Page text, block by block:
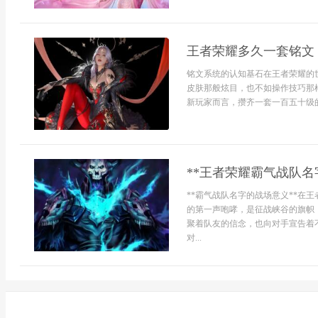
王者荣耀多久一套铭
铭文系统的认知基石在王者荣耀
皮肤那般炫目，也不如操作技巧
新玩家而言，攒齐一套一百五十级
**王者荣耀霸气战队
**霸气战队名字的战场意义**在王
的第一声咆哮，是征战峡谷的旗
聚着队友的信念，也向对手宣告
对...